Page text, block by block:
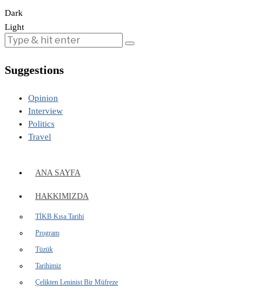
Dark
Light
Suggestions
Opinion
Interview
Politics
Travel
ANA SAYFA
HAKKIMIZDA
TİKB Kısa Tarihi
Program
Tüzük
Tarihimiz
Çelikten Leninist Bir Müfreze